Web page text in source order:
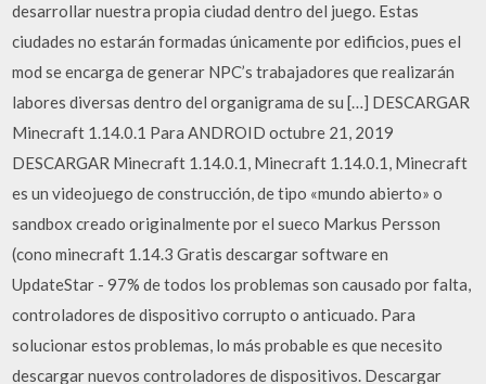
desarrollar nuestra propia ciudad dentro del juego. Estas
ciudades no estarán formadas únicamente por edificios, pues el
mod se encarga de generar NPC’s trabajadores que realizarán
labores diversas dentro del organigrama de su […] DESCARGAR
Minecraft 1.14.0.1 Para ANDROID octubre 21, 2019
DESCARGAR Minecraft 1.14.0.1, Minecraft 1.14.0.1, Minecraft
es un videojuego de construcción, de tipo «mundo abierto» o
sandbox creado originalmente por el sueco Markus Persson
(cono minecraft 1.14.3 Gratis descargar software en
UpdateStar - 97% de todos los problemas son causado por falta,
controladores de dispositivo corrupto o anticuado. Para
solucionar estos problemas, lo más probable es que necesito
descargar nuevos controladores de dispositivos. Descargar